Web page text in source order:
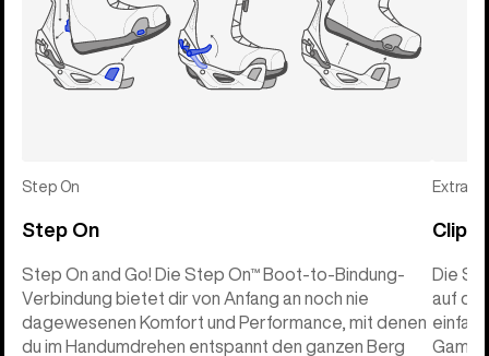
Step On
Step On
Step On and Go! Die Step On™ Boot-to-Bindung-
Verbindung bietet dir von Anfang an noch nie
dagewesenen Komfort und Performance, mit denen
du im Handumdrehen entspannt den ganzen Berg
Extras
Clips
Die
auf